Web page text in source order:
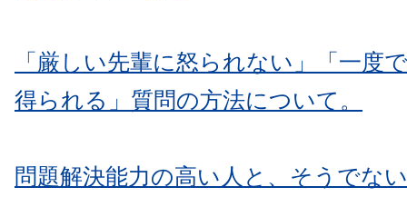
「厳しい先輩に怒られない」「一度
得られる」質問の方法について。
問題解決能力の高い人と、そうでな